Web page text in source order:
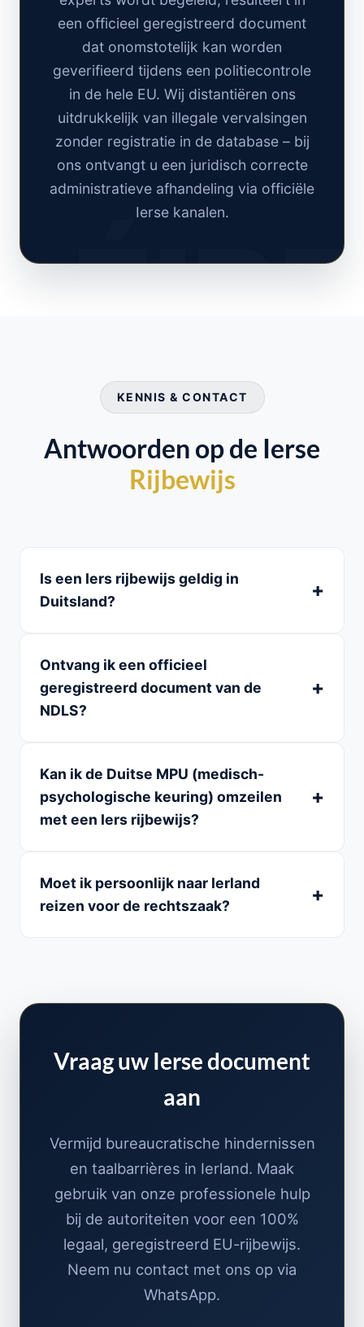
een officieel geregistreerd document
dat onomstotelijk kan worden
geverifieerd tijdens een politiecontrole
in de hele EU. Wij distantiëren ons
uitdrukkelijk van illegale vervalsingen
zonder registratie in de database – bij
ons ontvangt u een juridisch correcte
administratieve afhandeling via officiële
Ierse kanalen.
KENNIS & CONTACT
Antwoorden op de Ierse
Rijbewijs
Is een Iers rijbewijs geldig in
Duitsland?
Ontvang ik een officieel
geregistreerd document van de
NDLS?
Kan ik de Duitse MPU (medisch-
psychologische keuring) omzeilen
met een Iers rijbewijs?
Moet ik persoonlijk naar Ierland
reizen voor de rechtszaak?
Vraag uw Ierse document
aan
Vermijd bureaucratische hindernissen
en taalbarrières in Ierland. Maak
gebruik van onze professionele hulp
bij de autoriteiten voor een 100%
legaal, geregistreerd EU-rijbewijs.
Neem nu contact met ons op via
WhatsApp.